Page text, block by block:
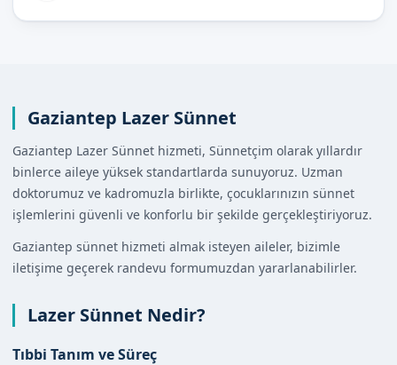
Gaziantep Lazer Sünnet
Gaziantep Lazer Sünnet hizmeti, Sünnetçim olarak yıllardır
binlerce aileye yüksek standartlarda sunuyoruz. Uzman
doktorumuz ve kadromuzla birlikte, çocuklarınızın sünnet
işlemlerini güvenli ve konforlu bir şekilde gerçekleştiriyoruz.
Gaziantep sünnet hizmeti almak isteyen aileler, bizimle
iletişime geçerek randevu formumuzdan yararlanabilirler.
Lazer Sünnet Nedir?
Tıbbi Tanım ve Süreç